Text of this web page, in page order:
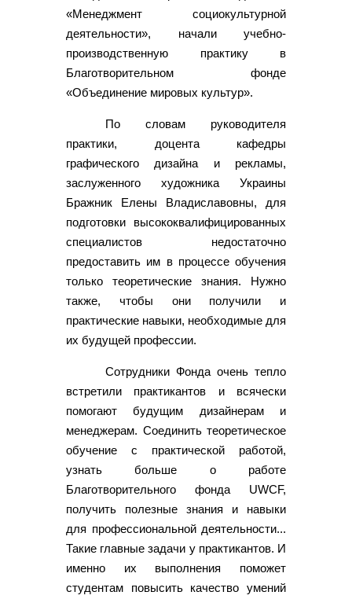
«Менеджмент социокультурной
деятельности», начали учебно-
производственную практику в
Благотворительном фонде
«Объединение мировых культур».
По словам руководителя
практики, доцента кафедры
графического дизайна и рекламы,
заслуженного художника Украины
Бражник Елены Владиславовны, для
подготовки высококвалифицированных
специалистов недостаточно
предоставить им в процессе обучения
только теоретические знания. Нужно
также, чтобы они получили и
практические навыки, необходимые для
их будущей профессии.
Сотрудники Фонда очень тепло
встретили практикантов и всячески
помогают будущим дизайнерам и
менеджерам. Соединить теоретическое
обучение с практической работой,
узнать больше о работе
Благотворительного фонда UWCF,
получить полезные знания и навыки
для профессиональной деятельности...
Такие главные задачи у практикантов. И
именно их выполнения поможет
студентам повысить качество умений